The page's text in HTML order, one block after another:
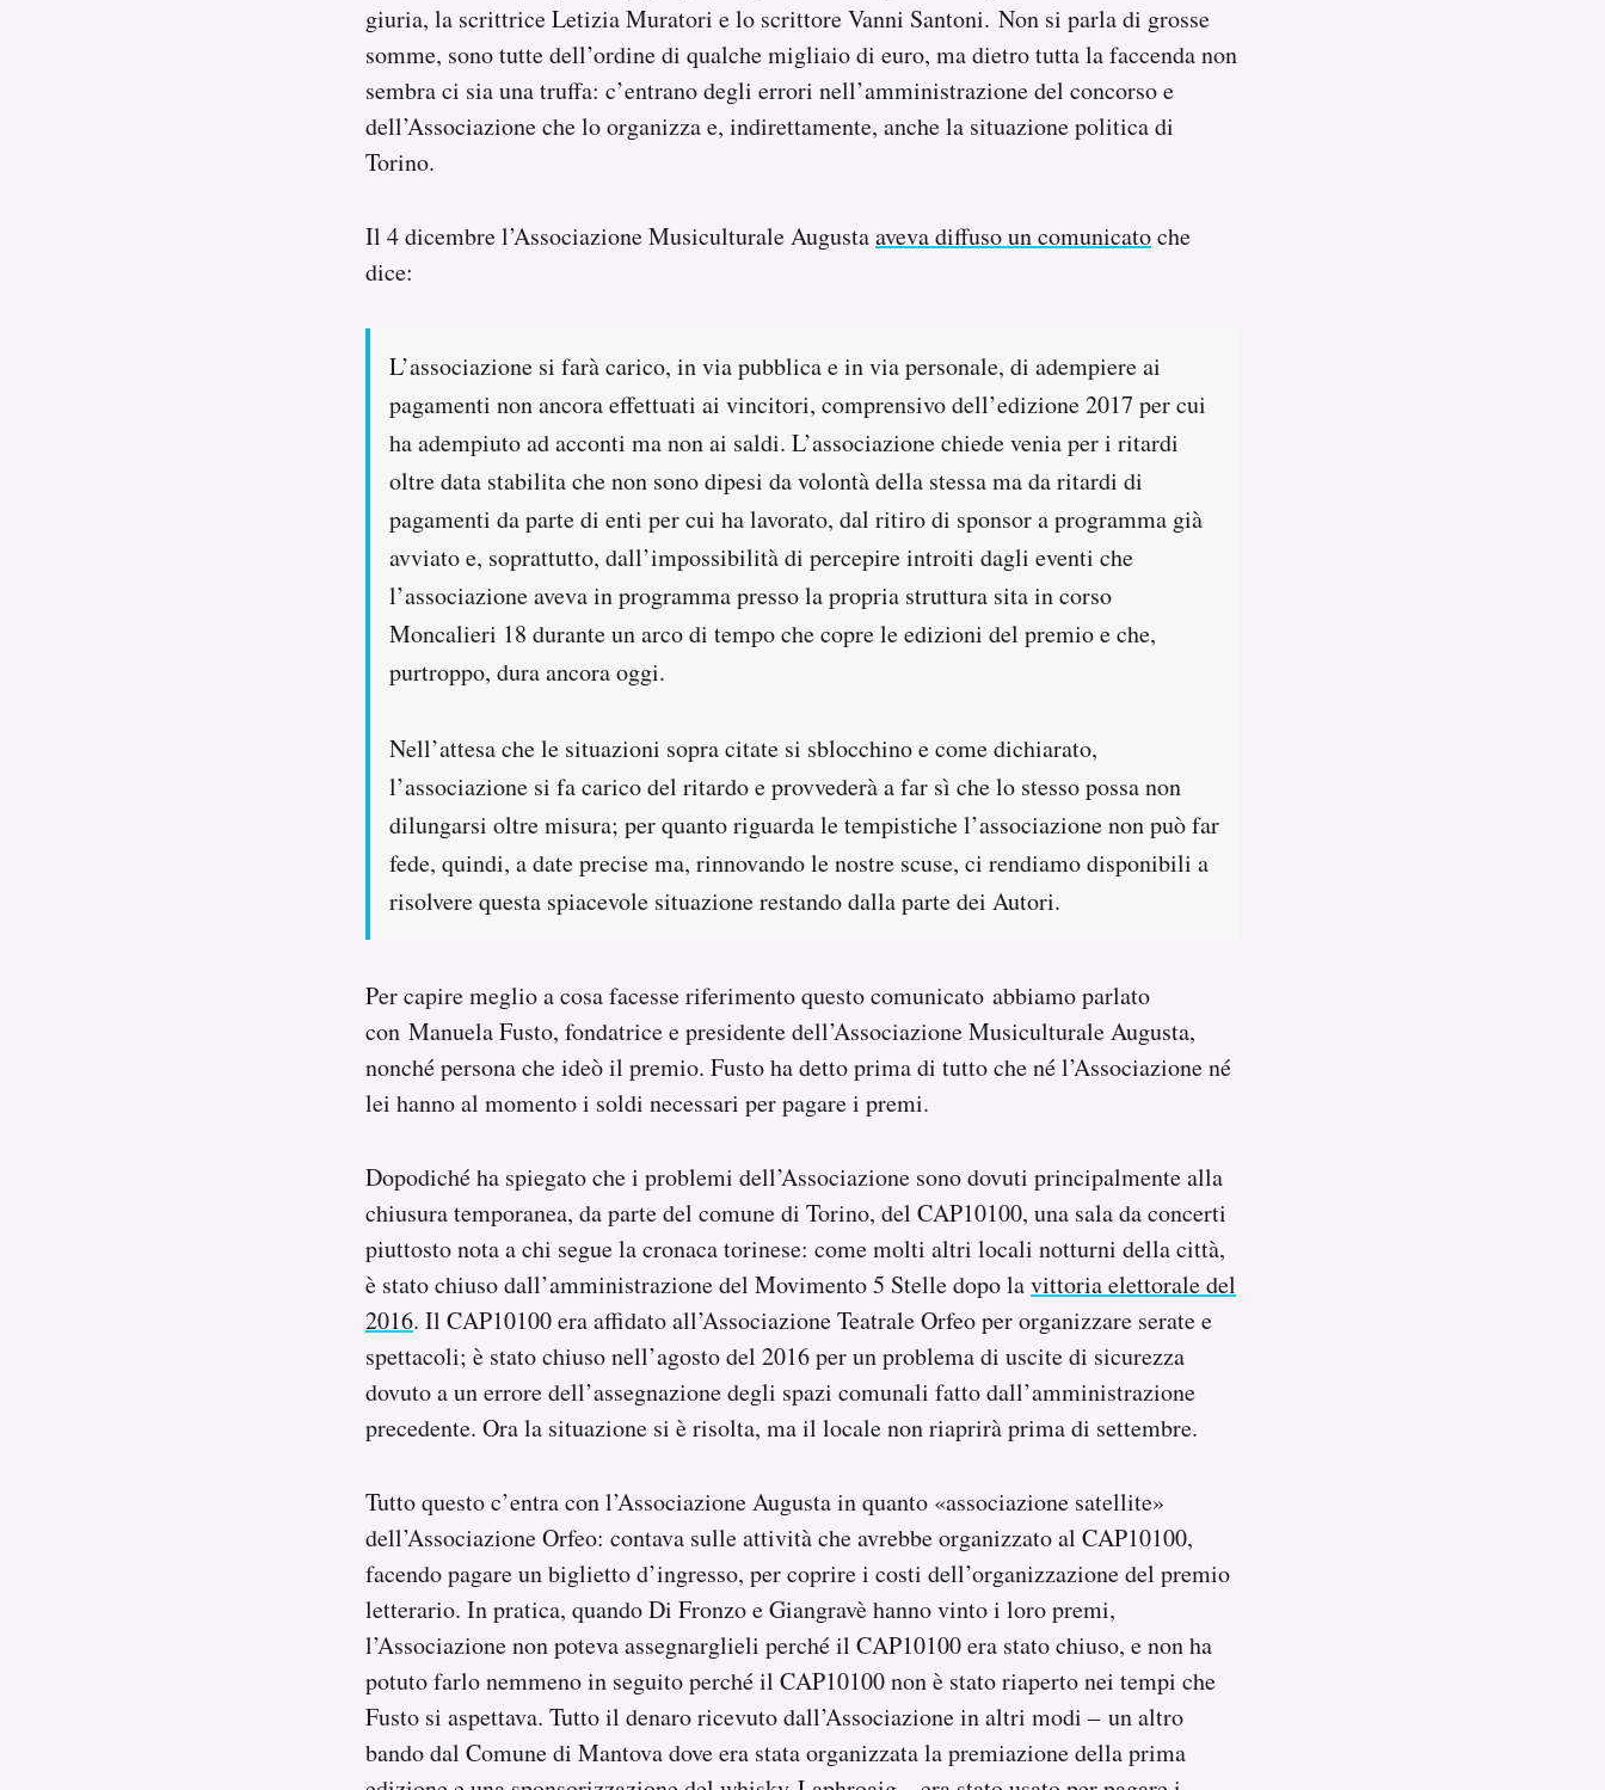
giuria, la scrittrice Letizia Muratori e lo scrittore Vanni Santoni. Non si parla di grosse
somme, sono tutte dell’ordine di qualche migliaio di euro, ma dietro tutta la faccenda non
sembra ci sia una truffa: c’entrano degli errori nell’amministrazione del concorso e
dell’Associazione che lo organizza e, indirettamente, anche la situazione politica di
Torino.
Il 4 dicembre l’Associazione Musiculturale Augustaaveva diffuso un comunicatoche
dice:
L’associazione si farà carico, in via pubblica e in via personale, di adempiere ai
pagamenti non ancora effettuati ai vincitori, comprensivo dell’edizione 2017 per cui
ha adempiuto ad acconti ma non ai saldi. L’associazione chiede venia per i ritardi
oltre data stabilita che non sono dipesi da volontà della stessa ma da ritardi di
pagamenti da parte di enti per cui ha lavorato, dal ritiro di sponsor a programma già
avviato e, soprattutto, dall’impossibilità di percepire introiti dagli eventi che
l’associazione aveva in programma presso la propria struttura sita in corso
Moncalieri 18 durante un arco di tempo che copre le edizioni del premio e che,
purtroppo, dura ancora oggi.
Nell’attesa che le situazioni sopra citate si sblocchino e come dichiarato,
l’associazione si fa carico del ritardo e provvederà a far sì che lo stesso possa non
dilungarsi oltre misura; per quanto riguarda le tempistiche l’associazione non può far
fede, quindi, a date precise ma, rinnovando le nostre scuse, ci rendiamo disponibili a
risolvere questa spiacevole situazione restando dalla parte dei Autori.
Per capire meglio a cosa facesse riferimento questo comunicato abbiamo parlato
con Manuela Fusto, fondatrice e presidente dell’Associazione Musiculturale Augusta,
nonché persona che ideò il premio. Fusto ha detto prima di tutto che né l’Associazione né
lei hanno al momento i soldi necessari per pagare i premi.
Dopodiché ha spiegato che i problemi dell’Associazione sono dovuti principalmente alla
chiusura temporanea, da parte del comune di Torino, del CAP10100, una sala da concerti
piuttosto nota a chi segue la cronaca torinese: come molti altri locali notturni della città,
è stato chiuso dall’amministrazione del Movimento 5 Stelle dopo lavittoria elettorale del
2016. Il CAP10100 era affidato all’Associazione Teatrale Orfeo per organizzare serate e
spettacoli; è stato chiuso nell’agosto del 2016 per un problema di uscite di sicurezza
dovuto a un errore dell’assegnazione degli spazi comunali fatto dall’amministrazione
precedente. Ora la situazione si è risolta, ma il locale non riaprirà prima di settembre.
Tutto questo c’entra con l’Associazione Augusta in quanto «associazione satellite»
dell’Associazione Orfeo: contava sulle attività che avrebbe organizzato al CAP10100,
facendo pagare un biglietto d’ingresso, per coprire i costi dell’organizzazione del premio
letterario. In pratica, quando Di Fronzo e Giangravè hanno vinto i loro premi,
l’Associazione non poteva assegnarglieli perché il CAP10100 era stato chiuso, e non ha
potuto farlo nemmeno in seguito perché il CAP10100 non è stato riaperto nei tempi che
Fusto si aspettava. Tutto il denaro ricevuto dall’Associazione in altri modi – un altro
bando dal Comune di Mantova dove era stata organizzata la premiazione della prima